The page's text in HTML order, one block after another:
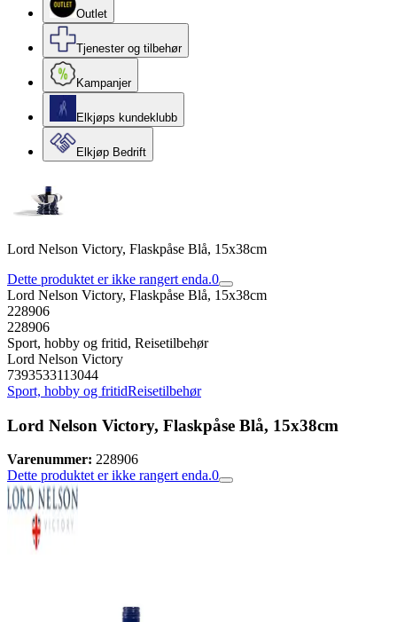
Outlet
Tjenester og tilbehør
Kampanjer
Elkjøps kundeklubb
Elkjøp Bedrift
Lord Nelson Victory, Flaskpåse Blå, 15x38cm
Dette produktet er ikke rangert enda.0
Lord Nelson Victory, Flaskpåse Blå, 15x38cm
228906
228906
Sport, hobby og fritid, Reisetilbehør
Lord Nelson Victory
7393533113044
Sport, hobby og fritidReisetilbehør
Lord Nelson Victory, Flaskpåse Blå, 15x38cm
Varenummer: 228906
Dette produktet er ikke rangert enda.0